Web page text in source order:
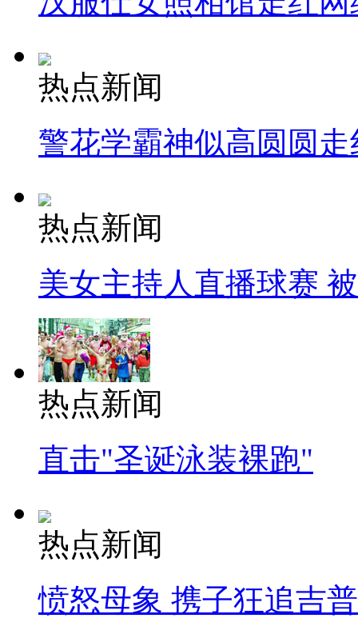
热点新闻
警花学霸神似高圆圆走
热点新闻
美女主持人直播球赛
热点新闻
直击"圣诞泳装裸跑"
热点新闻
愤怒母象 携子狂追吉